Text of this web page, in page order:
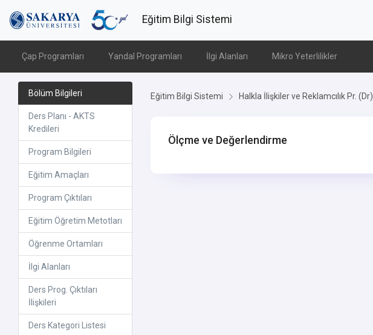
Eğitim Bilgi Sistemi
Çap Programları Yandal Programları İlgi Alanları Mikro Yeterlilikler
Bölüm Bilgileri
Ders Planı - AKTS
Kredileri
Program Bilgileri
Eğitim Amaçları
Program Çıktıları
Eğitim Öğretim Metotları
Öğrenme Ortamları
İlgi Alanları
Ders Prog. Çıktıları
İlişkileri
Ders Kategori Listesi
Eğitim Bilgi Sistemi Halkla İlişkiler ve Reklamcılık Pr. (Dr)
Ölçme ve Değerlendirme